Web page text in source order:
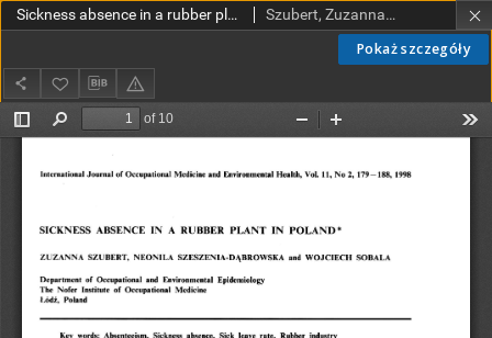
Pokaż szczegóły
Sickness absence in a rubber plant in Poland Szubert, Zuzanna; Szeszenia-Dąbrowska, Neonila; Sobala, Wojciech